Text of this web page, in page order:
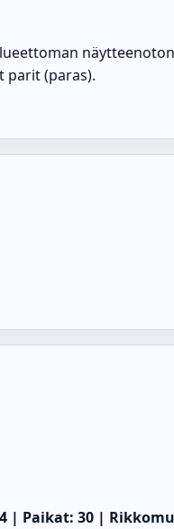
parit (paras).
| Paikat: 30 |